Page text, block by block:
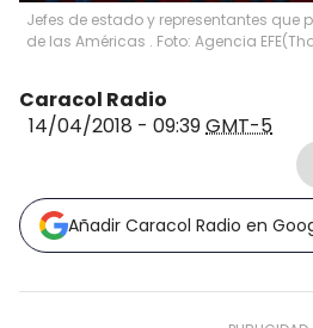
Jefes de estado y representantes que
de las Américas . Foto: Agencia EFE(
Caracol Radio
14/04/2018 - 09:39GMT-5
Añadir Caracol Radio en